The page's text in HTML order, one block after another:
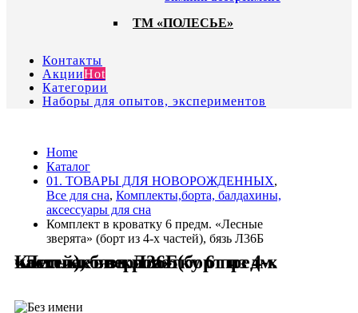
ТМ «ПОЛЕСЬЕ»
Контакты
АкцииHot
Категории
Наборы для опытов, экспериментов
Home
Каталог
01. ТОВАРЫ ДЛЯ НОВОРОЖДЕННЫХ,
Все для сна, Комплекты,борта, балдахины,
аксессуары для сна
Комплект в кроватку 6 предм. «Лесные
зверята» (борт из 4-х частей), бязь Л36Б
Комплект в кроватку 6 предм. «Лесные зверята» (борт из 4-х частей), бязь Л36Б